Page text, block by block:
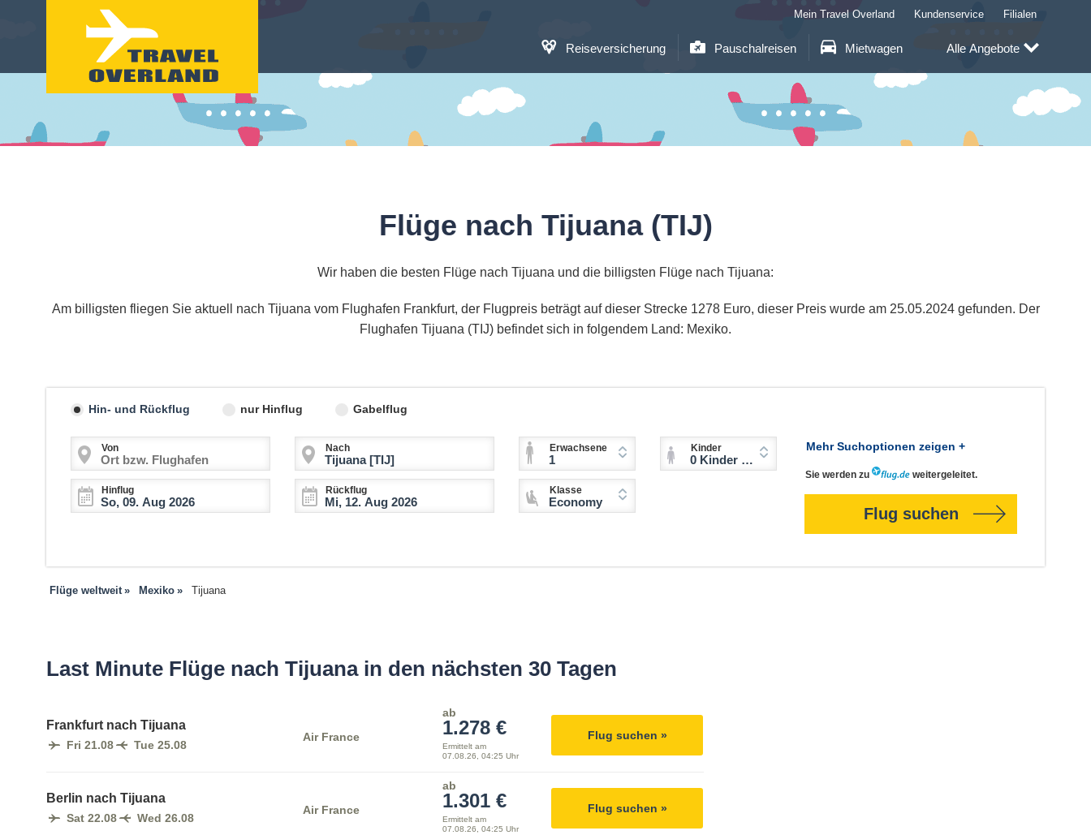
Reiseversicherung Pauschalreisen Mietwagen
Mein Travel Overland Kundenservice Filialen
Alle Angebote
Flüge nach Tijuana (TIJ)
Wir haben die besten Flüge nach Tijuana und die billigsten Flüge nach Tijuana:
Am billigsten fliegen Sie aktuell nach Tijuana vom Flughafen Frankfurt, der Flugpreis beträgt auf dieser Strecke 1278 Euro, dieser Preis wurde am 25.05.2024 gefunden. Der
Flughafen Tijuana (TIJ) befindet sich in folgendem Land: Mexiko.
Hin- und Rückflug nur Hinflug Gabelflug
Von Nach
Hinflug Rückflug
Erwachsene
1
Kinder
0 Kinder (2-11 Jahre)
Klasse
Economy
Mehr Suchoptionen zeigen +
Sie werden zu weitergeleitet.
Flug suchen
Flüge weltweit Mexiko Tijuana
Last Minute Flüge nach Tijuana in den nächsten 30 Tagen
Frankfurt nach Tijuana
Fri 21.08 Tue 25.08
Air France
ab
1.278 €
Ermittelt am
07.08.26, 04:25 Uhr
Flug suchen »
Berlin nach Tijuana
Sat 22.08 Wed 26.08
Air France
ab
1.301 €
Ermittelt am
07.08.26, 04:25 Uhr
Flug suchen »